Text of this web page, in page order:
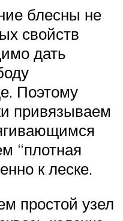
блесны не
свойств
дать
Поэтому
привязываем
“плотная
к леске.
простой узел